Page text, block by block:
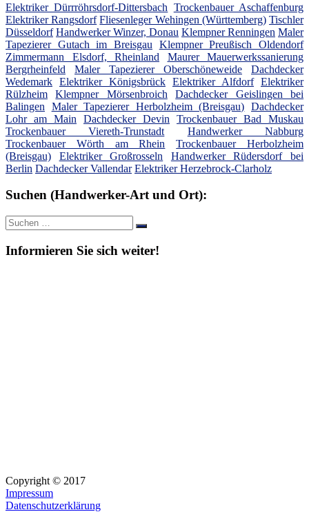
Elektriker Dürrröhrsdorf-Dittersbach Trockenbauer Aschaffenburg
Elektriker Rangsdorf Fliesenleger Wehingen (Württemberg) Tischler
Düsseldorf Handwerker Winzer, Donau Klempner Renningen Maler
Tapezierer Gutach im Breisgau
Klempner Preußisch Oldendorf
Zimmermann Elsdorf, Rheinland
Maurer Mauerwerkssanierung
Bergrheinfeld
Maler Tapezierer Oberschöneweide
Dachdecker
Wedemark Elektriker Königsbrück Elektriker Alfdorf Elektriker
Rülzheim
Klempner Mörsenbroich
Dachdecker Geislingen bei
Balingen
Maler Tapezierer Herbolzheim (Breisgau) Dachdecker
Lohr am Main
Dachdecker Devin
Trockenbauer Bad Muskau
Trockenbauer Viereth-Trunstadt
Handwerker Nabburg
Trockenbauer Wörth am Rhein
Trockenbauer Herbolzheim
(Breisgau)
Elektriker Großrosseln
Handwerker Rüdersdorf bei
Berlin Dachdecker Vallendar Elektriker Herzebrock-Clarholz
Suchen (Handwerker-Art und Ort):
Suche
nach:
Suchen
Informieren Sie sich weiter!
Copyright © 2017
Impressum
Datenschutzerklärung